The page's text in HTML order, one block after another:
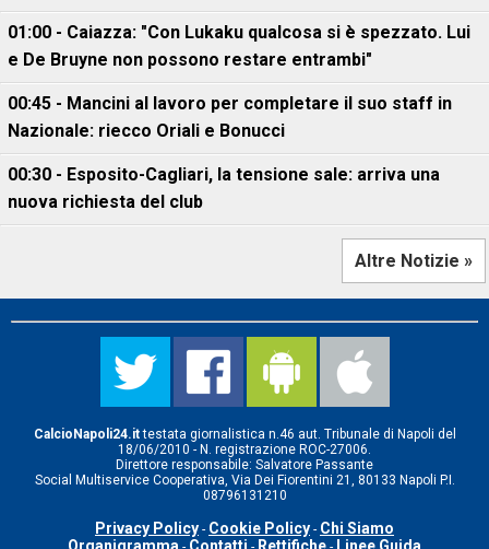
01:00 - Caiazza: "Con Lukaku qualcosa si è spezzato. Lui
e De Bruyne non possono restare entrambi"
00:45 - Mancini al lavoro per completare il suo staff in
Nazionale: riecco Oriali e Bonucci
00:30 - Esposito-Cagliari, la tensione sale: arriva una
nuova richiesta del club
Altre Notizie »
CalcioNapoli24.ittestata giornalistica n.46 aut. Tribunale di Napoli del
18/06/2010 - N. registrazione ROC-27006.
Direttore responsabile: Salvatore Passante
Social Multiservice Cooperativa, Via Dei Fiorentini 21, 80133 Napoli P.I.
08796131210
Privacy Policy - Cookie Policy - Chi Siamo